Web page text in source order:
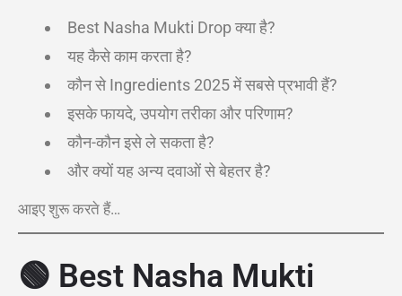
Best Nasha Mukti Drop क्या है?
यह कैसे काम करता है?
कौन से Ingredients 2025 में सबसे प्रभावी हैं?
इसके फायदे, उपयोग तरीका और परिणाम?
कौन-कौन इसे ले सकता है?
और क्यों यह अन्य दवाओं से बेहतर है?
आइए शुरू करते हैं…
🟢 Best Nasha Mukti